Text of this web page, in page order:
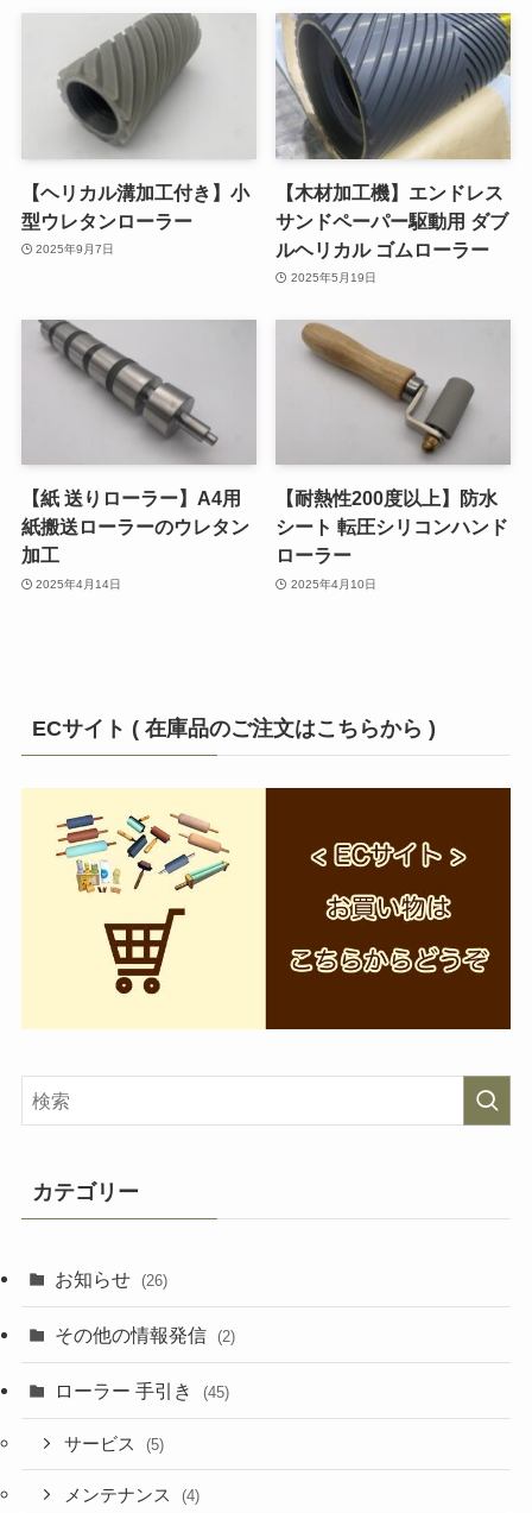
【ヘリカル溝加工付き】小
型ウレタンローラー
2025年9月7日
【木材加工機】エンドレス
サンドペーパー駆動用 ダブ
ルヘリカル ゴムローラー
2025年5月19日
【紙 送りローラー】A4用
紙搬送ローラーのウレタン
加工
2025年4月14日
【耐熱性200度以上】防水
シート 転圧シリコンハンド
ローラー
2025年4月10日
ECサイト ( 在庫品のご注文はこちらから )
カテゴリー
お知らせ (26)
その他の情報発信 (2)
ローラー 手引き (45)
サービス (5)
メンテナンス (4)